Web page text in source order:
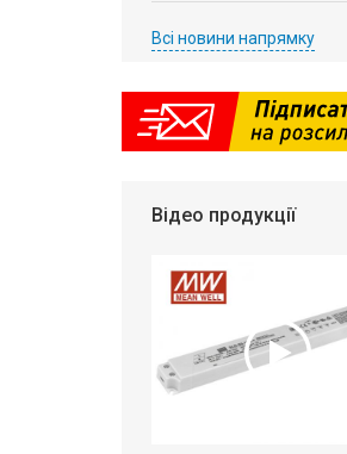
Всі новини напрямку
Відео продукції